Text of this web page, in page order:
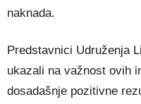
naknada.
Predstavnici Udruženja
ukazali na važnost ovih
dosadašnje pozitivne